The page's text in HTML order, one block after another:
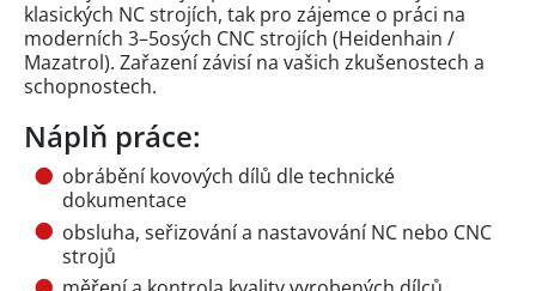
klasických NC strojích, tak pro zájemce o práci na
moderních 3–5osých CNC strojích (Heidenhain /
Mazatrol). Zařazení závisí na vašich zkušenostech a
schopnostech.
Náplň práce:
obrábění kovových dílů dle technické
dokumentace
obsluha, seřizování a nastavování NC nebo CNC
strojů